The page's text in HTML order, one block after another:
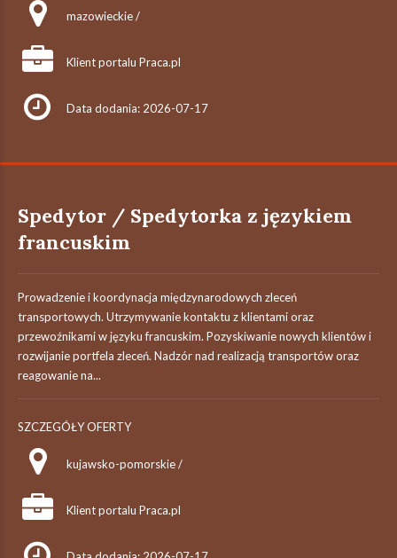
mazowieckie /
Klient portalu Praca.pl
Data dodania: 2026-07-17
Spedytor / Spedytorka z językiem
francuskim
Prowadzenie i koordynacja międzynarodowych zleceń
transportowych. Utrzymywanie kontaktu z klientami oraz
przewoźnikami w języku francuskim. Pozyskiwanie nowych klientów i
rozwijanie portfela zleceń. Nadzór nad realizacją transportów oraz
reagowanie na...
SZCZEGÓŁY OFERTY
kujawsko-pomorskie /
Klient portalu Praca.pl